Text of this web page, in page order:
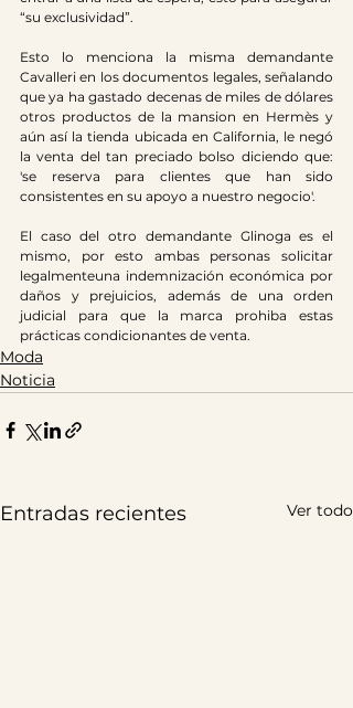
“su exclusividad”.
Esto lo menciona la misma demandante
Cavalleri en los documentos legales, señalando
que ya ha gastado decenas de miles de dólares
otros productos de la mansion en Hermès y
aún así la tienda ubicada en California, le negó
la venta del tan preciado bolso diciendo que:
'se reserva para clientes que han sido
consistentes en su apoyo a nuestro negocio'.
El caso del otro demandante Glinoga es el
mismo, por esto ambas personas solicitar
legalmenteuna indemnización económica por
daños y prejuicios, además de una orden
judicial para que la marca prohiba estas
prácticas condicionantes de venta.
Moda
Noticia
Entradas recientes Ver todo